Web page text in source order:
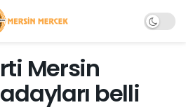
Mersin
belli